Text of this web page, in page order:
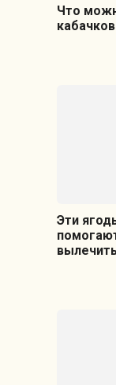
Что
кабачков
Эти